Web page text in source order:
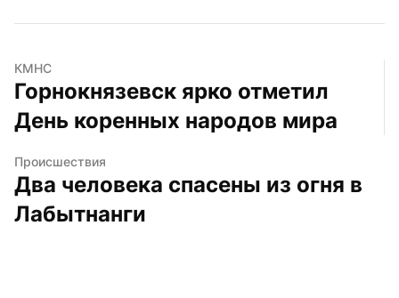
КМНС
Горнокнязевск ярко отметил
День коренных народов мира
Происшествия
Два человека спасены из огня в
Лабытнанги